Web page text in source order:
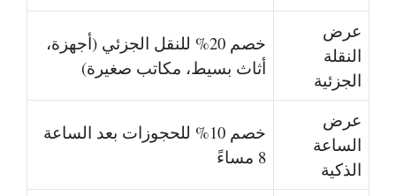
عرض
النقلة
الجزئية
خصم 20% للنقل الجزئي (أجهزة،
أثاث بسيط، مكاتب صغيرة)
عرض
الساعة
الذكية
خصم 10% للحجوزات بعد الساعة
8 مساءً